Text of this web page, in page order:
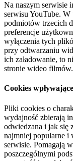
Na naszym serwisie
serwisu YouTube.
podmiotów trzecich
preferencje
wyłączenia tych
przy odtwarzaniu
ich załadowanie, to
stronie wideo filmów.
Cookies
Pliki cookies o
wydajność zbierają
odwiedzana i jak się
najmniej popularne i
serwisie. Pomagają
poszczególnymi